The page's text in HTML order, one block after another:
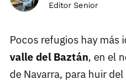
Editor Senior
Pocos refugios hay más
valle del Baztán, en el
de Navarra, para huir